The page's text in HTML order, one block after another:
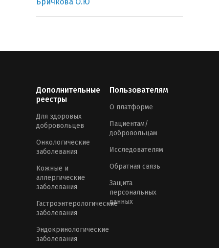
Бричкова О.Ю
Дополнительные
реестры
Для здоровых
добровольцев
Онкологические
заболевания
Кожные и
аллергические
заболевания
Гастроэнтерологические
заболевания
Эндокринологические
заболевания
Пользователям
О платформе
Пациентам/
добровольцам
Исследователям
Обратная связь
Защита
персональных
данных